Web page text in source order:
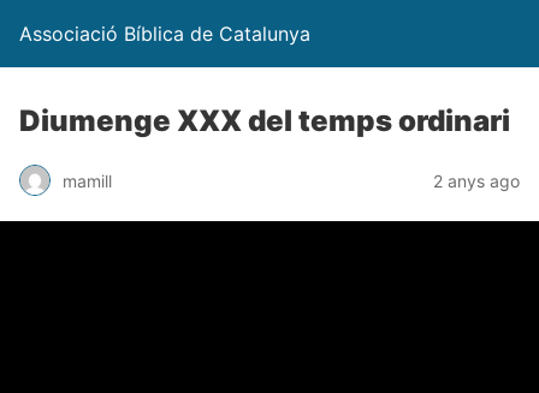
Associació Bíblica de Catalunya
Diumenge XXX del temps ordinari
mamill 2 anys ago